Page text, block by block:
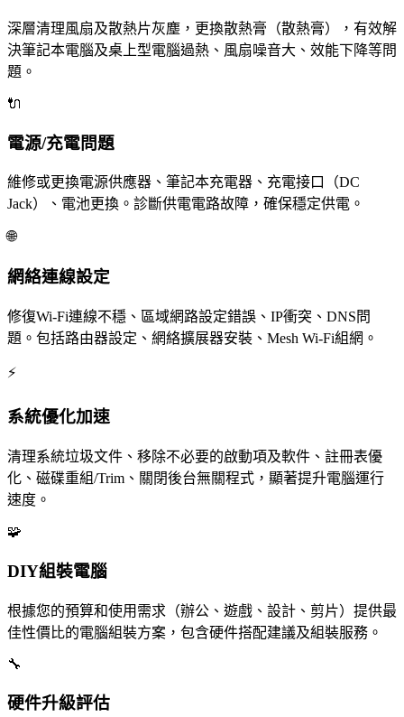
深層清理風扇及散熱片灰塵，更換散熱膏（散熱膏），有效解
決筆記本電腦及桌上型電腦過熱、風扇噪音大、效能下降等問
題。
🔌
電源/充電問題
維修或更換電源供應器、筆記本充電器、充電接口（DC
Jack）、電池更換。診斷供電電路故障，確保穩定供電。
🌐
網絡連線設定
修復Wi-Fi連線不穩、區域網路設定錯誤、IP衝突、DNS問
題。包括路由器設定、網絡擴展器安裝、Mesh Wi-Fi組網。
⚡
系統優化加速
清理系統垃圾文件、移除不必要的啟動項及軟件、註冊表優
化、磁碟重組/Trim、關閉後台無關程式，顯著提升電腦運行
速度。
🧩
DIY組裝電腦
根據您的預算和使用需求（辦公、遊戲、設計、剪片）提供最
佳性價比的電腦組裝方案，包含硬件搭配建議及組裝服務。
🔧
硬件升級評估